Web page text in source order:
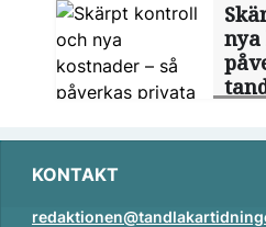
nya
KONTAKT